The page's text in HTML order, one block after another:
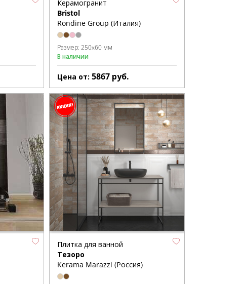
Керамогранит
Bristol
Rondine Group (Италия)
Размер: 250x60 мм
В наличии
Цена от: 5867 руб.
Плитка для ванной
Тезоро
Kerama Marazzi (Россия)